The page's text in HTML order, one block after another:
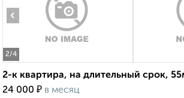
2/4
‹
2-к квартира, на длительный срок,
24 000 ₽ в месяц